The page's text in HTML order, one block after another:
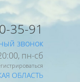
35-91
звонок
пн-cб
ОБЛАСТЬ